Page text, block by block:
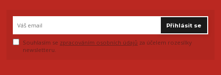
Přihlásit se
Souhlasím se zpracováním osobních údajů za účelem rozesílky
newsletteru.